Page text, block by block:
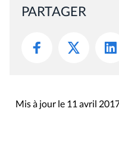
PARTAGER
Mis à jour le 11 avril